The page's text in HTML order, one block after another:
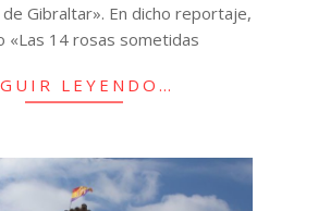
Gibraltar». En dicho reportaje,
«Las 14 rosas sometidas
LEYENDO…